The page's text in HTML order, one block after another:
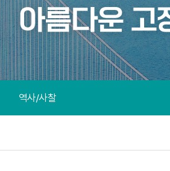
역사/사찰